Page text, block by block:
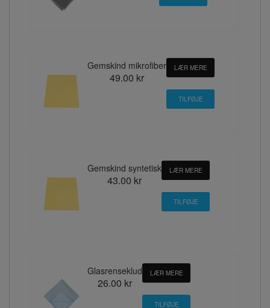
Gemskind mikrofiber
49.00 kr
LÆR MERE
Gemskind syntetisk
43.00 kr
LÆR MERE
Glasrenseklud
26.00 kr
LÆR MERE